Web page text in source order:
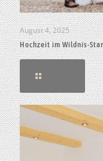
August 4, 2025
Hochzeit im Wildnis-